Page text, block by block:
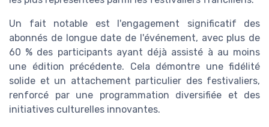
Un fait notable est l'engagement significatif des
abonnés de longue date de l'événement, avec plus de
60 % des participants ayant déjà assisté à au moins
une édition précédente. Cela démontre une fidélité
solide et un attachement particulier des festivaliers,
renforcé par une programmation diversifiée et des
initiatives culturelles innovantes.